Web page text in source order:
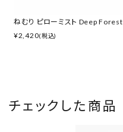
ねむり ピローミスト Deep Forest
¥2,420(税込)
チェックした商品